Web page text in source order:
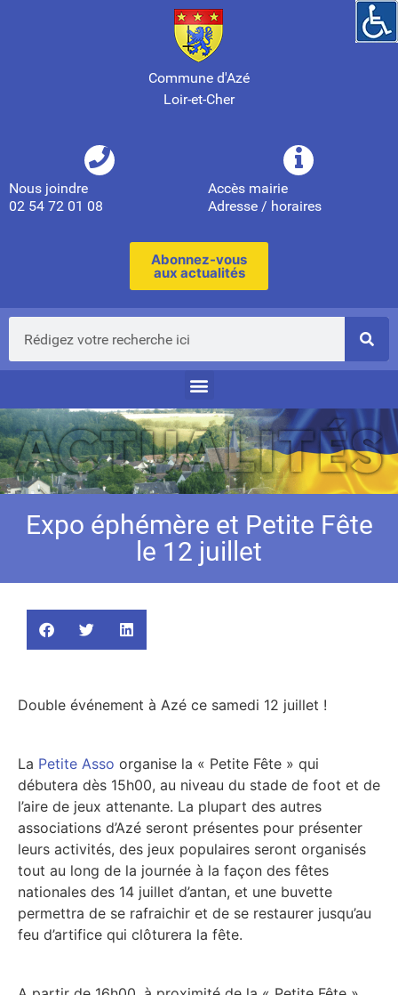
Commune d'Azé
Loir-et-Cher
Nous joindre
02 54 72 01 08
Accès mairie
Adresse / horaires
Abonnez-vous
aux actualités
Expo éphémère et Petite Fête
le 12 juillet
Double événement à Azé ce samedi 12 juillet !
La Petite Asso organise la « Petite Fête » qui
débutera dès 15h00, au niveau du stade de foot et de
l’aire de jeux attenante. La plupart des autres
associations d’Azé seront présentes pour présenter
leurs activités, des jeux populaires seront organisés
tout au long de la journée à la façon des fêtes
nationales des 14 juillet d’antan, et une buvette
permettra de se rafraichir et de se restaurer jusqu’au
feu d’artifice qui clôturera la fête.